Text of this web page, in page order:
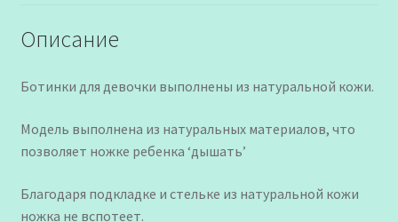
Описание
Ботинки для девочки выполнены из натуральной кожи.
Модель выполнена из натуральных материалов, что
позволяет ножке ребенка ‘дышать’
Благодаря подкладке и стельке из натуральной кожи
ножка не вспотеет.